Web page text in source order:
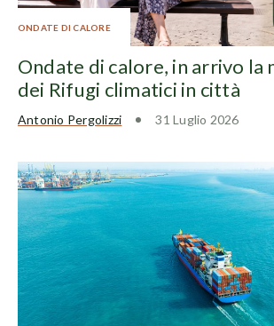
ONDATE DI CALORE
Ondate di calore, in arrivo la
dei Rifugi climatici in città
Antonio Pergolizzi 31 Luglio 2026